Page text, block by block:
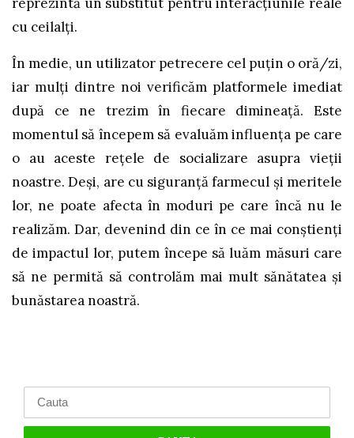
cu ceilalți.
În medie, un utilizator petrecere cel puțin o oră/zi,
iar mulți dintre noi verificăm platformele imediat
după ce ne trezim în fiecare dimineață. Este
momentul să începem să evaluăm influența pe care
o au aceste rețele de socializare asupra vieții
noastre. Deși, are cu siguranță farmecul și meritele
lor, ne poate afecta în moduri pe care încă nu le
realizăm. Dar, devenind din ce în ce mai conștienți
de impactul lor, putem începe să luăm măsuri care
să ne permită să controlăm mai mult sănătatea și
bunăstarea noastră.
for: